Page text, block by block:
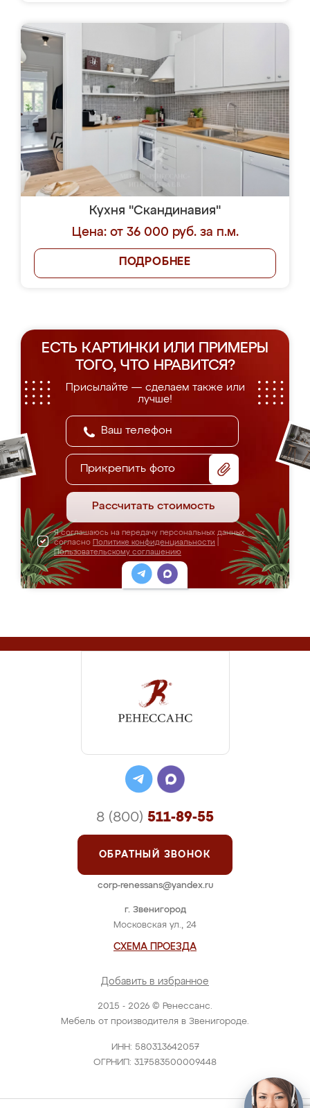
Кухня "Скандинавия"
Цена: от 36 000 руб. за п.м.
ПОДРОБНЕЕ
ЕСТЬ КАРТИНКИ ИЛИ ПРИМЕРЫ
ТОГО, ЧТО НРАВИТСЯ?
Присылайте — сделаем также или
лучше!
Прикрепить фото
Рассчитать стоимость
Я соглашаюсь на передачу персональных данных
согласно Политике конфиденциальности
Пользовательскому соглашению
2015 - 2026 © Ренессанс.
Мебель от производителя в Звенигороде.
ИНН: 580313642057
ОГРНИП: 317583500009448
г. Звенигород
Московская ул., 24
СХЕМА ПРОЕЗДА
Добавить в избранное
8 (800) 511-89-55
ОБРАТНЫЙ ЗВОНОК
corp-renessans@yandex.ru